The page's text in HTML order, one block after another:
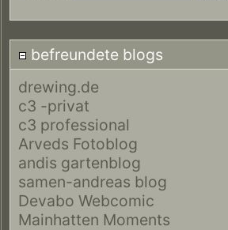
befreundete blogs
drewing.de
c3 -privat
c3 professional
Arveds Fotoblog
andis gartenblog
samen-andreas blog
Devabo Webcomic
Mainhatten Moments